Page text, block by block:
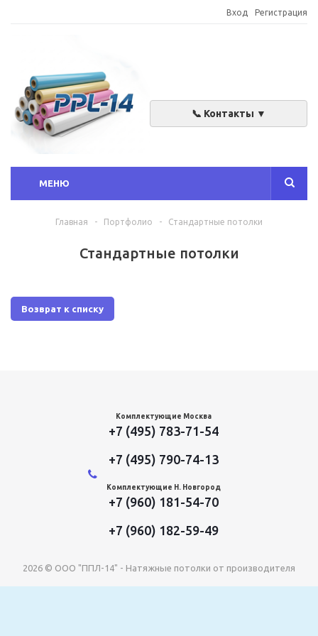
Вход Регистрация
📞 Контакты ▼
МЕНЮ
Главная - Портфолио - Стандартные потолки
Стандартные потолки
Возврат к списку
Комплектующие Москва
+7 (495) 783-71-54
+7 (495) 790-74-13
Комплектующие Н. Новгород
+7 (960) 181-54-70
+7 (960) 182-59-49
2026 © ООО "ППЛ-14" - Натяжные потолки от производителя